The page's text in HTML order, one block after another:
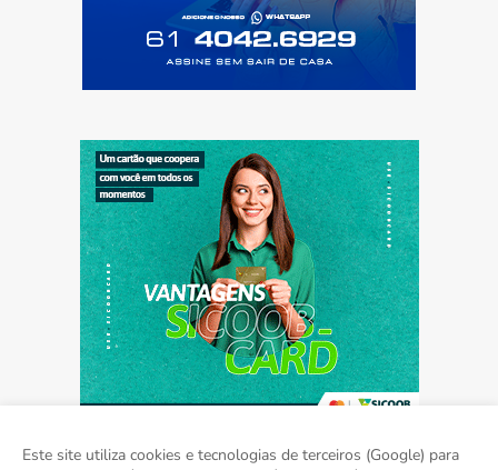
Este site utiliza cookies e tecnologias de terceiros (Google) para